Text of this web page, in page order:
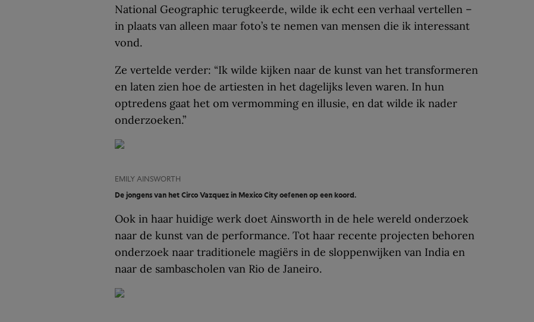
National Geographic terugkeerde, wilde ik echt een verhaal vertellen –
in plaats van alleen maar foto’s te nemen van mensen die ik interessant
vond.
Ze vertelde verder: “Ik wilde kijken naar de kunst van het transformeren
en laten zien hoe de artiesten in het dagelijks leven waren. In hun
optredens gaat het om vermomming en illusie, en dat wilde ik nader
onderzoeken.”
EMILY AINSWORTH
De jongens van het Circo Vazquez in Mexico City oefenen op een koord.
Ook in haar huidige werk doet Ainsworth in de hele wereld onderzoek
naar de kunst van de performance. Tot haar recente projecten behoren
onderzoek naar traditionele magiërs in de sloppenwijken van India en
naar de sambascholen van Rio de Janeiro.